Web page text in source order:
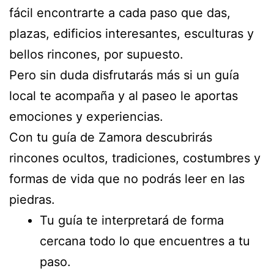
fácil encontrarte a cada paso que das,
plazas, edificios interesantes, esculturas y
bellos rincones, por supuesto.
Pero sin duda disfrutarás más si un guía
local te acompaña y al paseo le aportas
emociones y experiencias.
Con tu guía de Zamora descubrirás
rincones ocultos, tradiciones, costumbres y
formas de vida que no podrás leer en las
piedras.
Tu guía te interpretará de forma
cercana todo lo que encuentres a tu
paso.